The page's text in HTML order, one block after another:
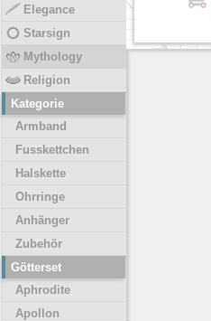
Elegance
Starsign
Mythology
Religion
Kategorie
Armband
Fusskettchen
Halskette
Ohrringe
Anhänger
Zubehör
Götterset
Aphrodite
Apollon